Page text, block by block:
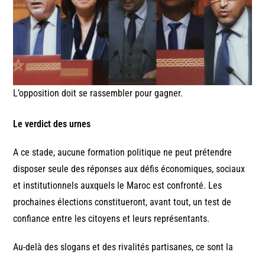
L’opposition doit se rassembler pour gagner.
Le verdict des urnes
A ce stade, aucune formation politique ne peut prétendre
disposer seule des réponses aux défis économiques, sociaux
et institutionnels auxquels le Maroc est confronté. Les
prochaines élections constitueront, avant tout, un test de
confiance entre les citoyens et leurs représentants.
Au-delà des slogans et des rivalités partisanes, ce sont la